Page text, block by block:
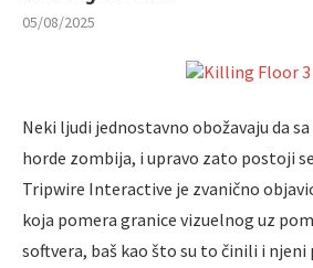
05/08/2025
Neki ljudi jednostavno obožavaju da
horde zombija, i upravo zato postoji
Tripwire Interactive je zvanično
koja pomera granice vizuelnog uz
softvera, baš kao što su to činili i njeni